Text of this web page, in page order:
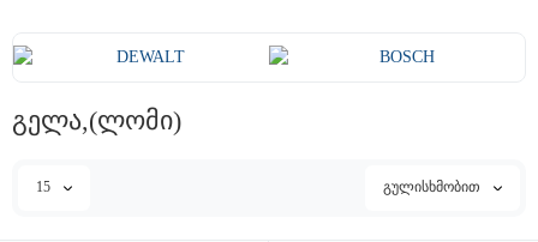
გელა,(ლომი)
15 გულისხმობით